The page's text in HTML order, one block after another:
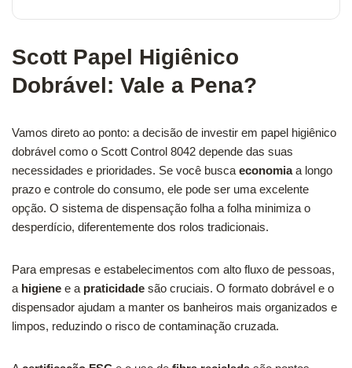
Scott Papel Higiênico
Dobrável: Vale a Pena?
Vamos direto ao ponto: a decisão de investir em papel higiênico
dobrável como o Scott Control 8042 depende das suas
necessidades e prioridades. Se você busca economiaa longo
prazo e controle do consumo, ele pode ser uma excelente
opção. O sistema de dispensação folha a folha minimiza o
desperdício, diferentemente dos rolos tradicionais.
Para empresas e estabelecimentos com alto fluxo de pessoas,
a higiene e a praticidade são cruciais. O formato dobrável e o
dispensador ajudam a manter os banheiros mais organizados e
limpos, reduzindo o risco de contaminação cruzada.